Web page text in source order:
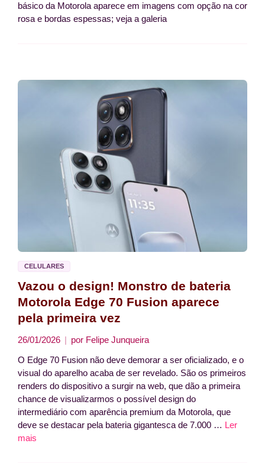
básico da Motorola aparece em imagens com opção na cor
rosa e bordas espessas; veja a galeria
CELULARES
Vazou o design! Monstro de bateria
Motorola Edge 70 Fusion aparece
pela primeira vez
26/01/2026 por Felipe Junqueira
O Edge 70 Fusion não deve demorar a ser oficializado, e o
visual do aparelho acaba de ser revelado. São os primeiros
renders do dispositivo a surgir na web, que dão a primeira
chance de visualizarmos o possível design do
intermediário com aparência premium da Motorola, que
deve se destacar pela bateria gigantesca de 7.000 … Ler
mais